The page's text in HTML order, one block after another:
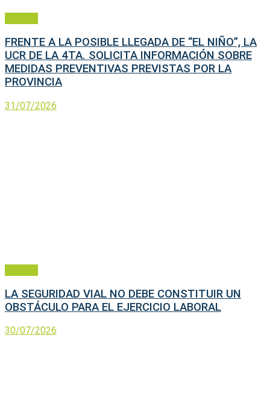
FRENTE A LA POSIBLE LLEGADA DE “EL NIÑO”, LA
UCR DE LA 4TA. SOLICITA INFORMACIÓN SOBRE
MEDIDAS PREVENTIVAS PREVISTAS POR LA
PROVINCIA
31/07/2026
LA SEGURIDAD VIAL NO DEBE CONSTITUIR UN
OBSTÁCULO PARA EL EJERCICIO LABORAL
30/07/2026